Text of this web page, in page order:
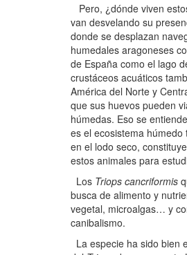
Pero, ¿dónde viven
van desvelando su
donde se desplazan
humedales aragoneses
de España como el lago
crustáceos acuáticos
América del Norte y
que sus huevos pueden
húmedas. Eso se
es el ecosistema
en el lodo seco,
estos animales para
Los Triops cancriformis
busca de alimento y
vegetal, microalgas… y
canibalismo.
La especie ha sido bien